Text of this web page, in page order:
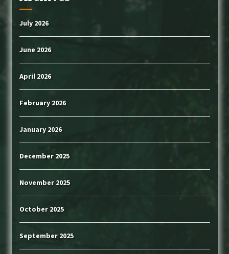
July 2026
June 2026
April 2026
February 2026
January 2026
December 2025
November 2025
October 2025
September 2025